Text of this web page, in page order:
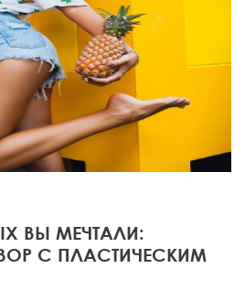
ВЫ МЕЧТАЛИ:
С ПЛАСТИЧЕСКИМ